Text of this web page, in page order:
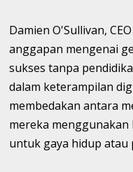
Damien O'Sullivan, CEO
anggapan mengenai
sukses tanpa
dalam keterampilan
membedakan antara
mereka
untuk gaya hidup atau